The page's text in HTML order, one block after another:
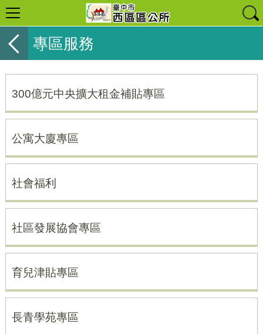
專區服務
300億元中央擴大租金補貼專區
公寓大廈專區
社會福利
社區發展協會專區
育兒津貼專區
長青學苑專區